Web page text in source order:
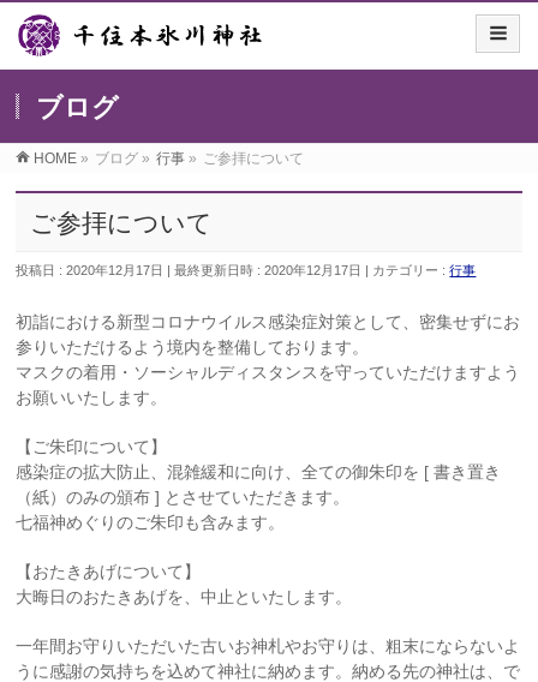
ブログ
HOME » ブログ » 行事 » ご参拝について
ご参拝について
投稿日 : 2020年12月17日 最終更新日時 : 2020年12月17日 カテゴリー :行事
初詣における新型コロナウイルス感染症対策として、密集せずにお
参りいただけるよう境内を整備しております。
マスクの着用・ソーシャルディスタンスを守っていただけますよう
お願いいたします。
【ご朱印について】
感染症の拡大防止、混雑緩和に向け、全ての御朱印を [ 書き置き
（紙）のみの頒布 ] とさせていただきます。
七福神めぐりのご朱印も含みます。
【おたきあげについて】
大晦日のおたきあげを、中止といたします。
一年間お守りいただいた古いお神札やお守りは、粗末にならないよ
うに感謝の気持ちを込めて神社に納めます。納める先の神社は、で